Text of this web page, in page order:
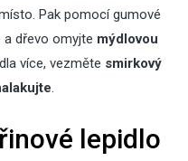
Pak pomocí gumové
dřevo omyjte mýdlovou
více, vezměte smirkový
.
lepidlo